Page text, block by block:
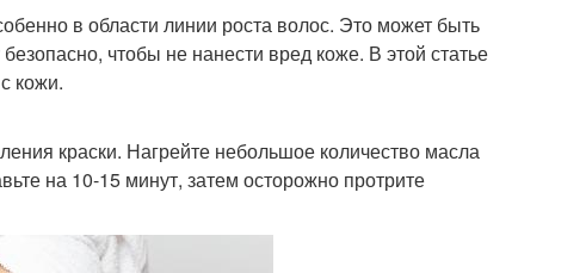
в области линии роста волос. Это может быть
чтобы не нанести вред коже. В этой статье
кожи.
краски. Нагрейте небольшое количество масла
на 10-15 минут, затем осторожно протрите